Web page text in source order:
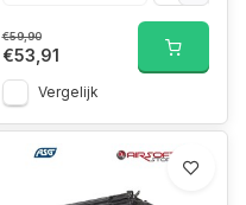
€59,90
€53,91
Vergelijk